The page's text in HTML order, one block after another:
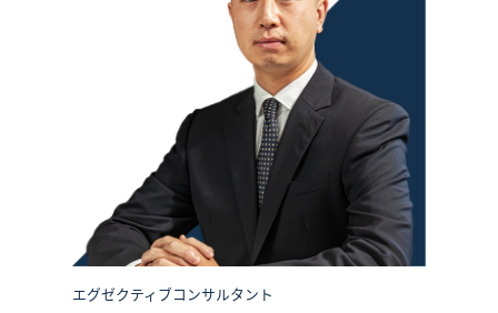
エグゼクティブコンサルタント